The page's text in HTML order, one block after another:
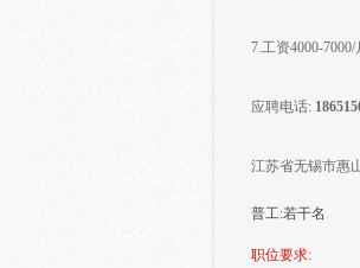
7.工资4000-7000/
应聘电话:
江苏省无锡市惠
普工:若干名
职位要求: